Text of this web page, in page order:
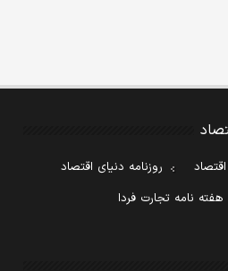
روزنامه دنیای اقتصاد
هفته نامه تجارت فردا